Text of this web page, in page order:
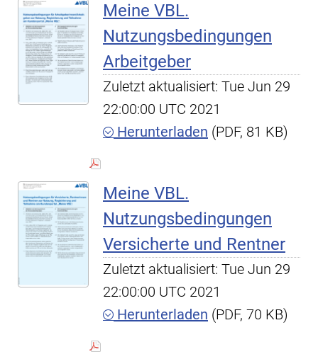
Meine VBL.
Nutzungsbedingungen
Arbeitgeber
Zuletzt aktualisiert: Tue Jun 29
22:00:00 UTC 2021
Herunterladen (PDF, 81 KB)
Meine VBL.
Nutzungsbedingungen
Versicherte und Rentner
Zuletzt aktualisiert: Tue Jun 29
22:00:00 UTC 2021
Herunterladen (PDF, 70 KB)